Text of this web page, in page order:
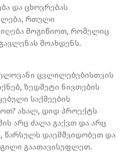
და ცხოვრებას
რთული
მოგიწიოთ, რომელიც
მოახდენს.
ცვლილებებისთვის
ზედმეტი ნივთების
საქმეების
ახალ, დიდ პროექტს
არც ძალა გაქვთ და არც
დაემშვიდობეთ და
გაათავისუფლეთ.